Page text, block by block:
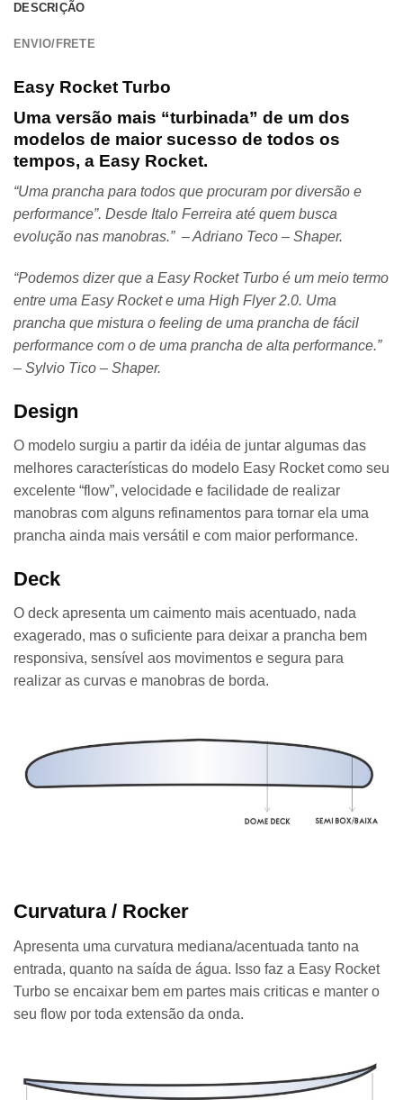
DESCRIÇÃO
ENVIO/FRETE
Easy Rocket Turbo
Uma versão mais “turbinada” de um dos
modelos de maior sucesso de todos os
tempos, a Easy Rocket.
“Uma prancha para todos que procuram por diversão e
performance”. Desde Italo Ferreira até quem busca
evolução nas manobras.” – Adriano Teco – Shaper.
“Podemos dizer que a Easy Rocket Turbo é um meio termo
entre uma Easy Rocket e uma High Flyer 2.0. Uma
prancha que mistura o feeling de uma prancha de fácil
performance com o de uma prancha de alta performance.”
– Sylvio Tico – Shaper.
Design
O modelo surgiu a partir da idéia de juntar algumas das
melhores características do modelo Easy Rocket como seu
excelente “flow”, velocidade e facilidade de realizar
manobras com alguns refinamentos para tornar ela uma
prancha ainda mais versátil e com maior performance.
Deck
O deck apresenta um caimento mais acentuado, nada
exagerado, mas o suficiente para deixar a prancha bem
responsiva, sensível aos movimentos e segura para
realizar as curvas e manobras de borda.
Curvatura / Rocker
Apresenta uma curvatura mediana/acentuada tanto na
entrada, quanto na saída de água. Isso faz a Easy Rocket
Turbo se encaixar bem em partes mais criticas e manter o
seu flow por toda extensão da onda.